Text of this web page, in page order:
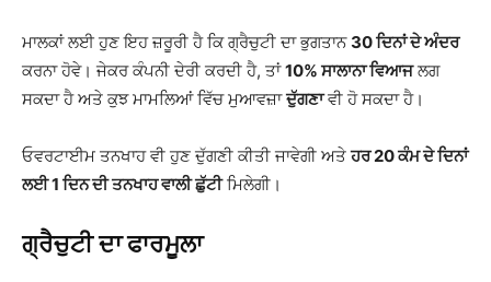
ਮਾਲਕਾਂ ਲਈ ਹੁਣ ਇਹ ਜ਼ਰੂਰੀ ਹੈ ਕਿ ਗ੍ਰੈਚੁਟੀ ਦਾ ਭੁਗਤਾਨ 30 ਦਿਨਾਂ ਦੇ ਅੰਦਰ
ਕਰਨਾ ਹੋਵੇ। ਜੇਕਰ ਕੰਪਨੀ ਦੇਰੀ ਕਰਦੀ ਹੈ, ਤਾਂ10% ਸਾਲਾਨਾ ਵਿਆਜਲਗ
ਸਕਦਾ ਹੈ ਅਤੇ ਕੁਝ ਮਾਮਲਿਆਂ ਵਿੱਚ ਮੁਆਵਜ਼ਾਦੁੱਗਣਾਵੀ ਹੋ ਸਕਦਾ ਹੈ।
ਓਵਰਟਾਈਮ ਤਨਖਾਹ ਵੀ ਹੁਣ ਦੁੱਗਣੀ ਕੀਤੀ ਜਾਵੇਗੀ ਅਤੇਹਰ 20 ਕੰਮ ਦੇ ਦਿਨਾਂ
ਲਈ 1 ਦਿਨ ਦੀ ਤਨਖਾਹ ਵਾਲੀ ਛੁੱਟੀਮਿਲੇਗੀ।
ਗ੍ਰੈਚੁਟੀ ਦਾ ਫਾਰਮੂਲਾ